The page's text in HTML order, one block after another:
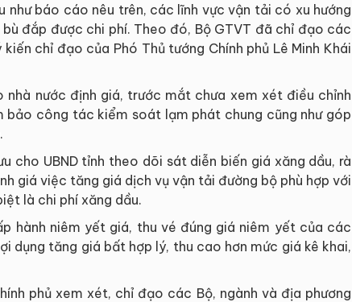
như báo cáo nêu trên, các lĩnh vực vận tải có xu hướng
đắp được chi phí. Theo đó, Bộ GTVT đã chỉ đạo các
chỉ đạo của Phó Thủ tướng Chính phủ Lê Minh Khái
nước định giá, trước mắt chưa xem xét điều chỉnh
công tác kiểm soát lạm phát chung cũng như góp
cho UBND tỉnh theo dõi sát diễn biến giá xăng dầu, rà
giá việc tăng giá dịch vụ vận tải đường bộ phù hợp với
là chi phí xăng dầu.
hành niêm yết giá, thu vé đúng giá niêm yết của các
dụng tăng giá bất hợp lý, thu cao hơn mức giá kê khai,
phủ xem xét, chỉ đạo các Bộ, ngành và địa phương